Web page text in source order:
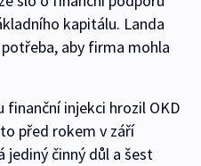
kapitálu. Landa
aby firma mohla
injekci hrozil OKD
před rokem v září
jediný činný důl a šest